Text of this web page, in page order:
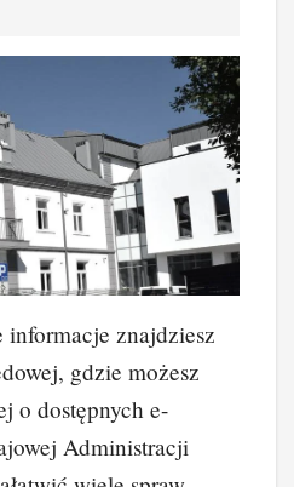
znajdziesz
gdzie możesz
o dostępnych e-
Administracji